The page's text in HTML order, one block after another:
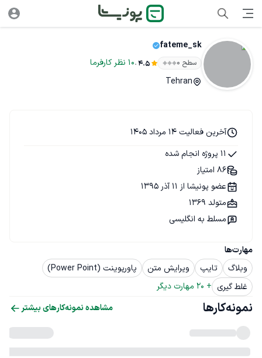
fateme_sk
سطح ۰ 4.5
.
10 نظر کارفرما
Tehran
مهارت‌ها
وبلاگ
تایپ ویرایش متن
پاورپوینت (Power Point)
غلط گیری +
20 مهارت دیگر
آخرین فعالیت 14 مرداد 1405
11 پروژه انجام شده
86 امتیاز
عضو پونیشا از 11 آذر 1395
متولد 1369
مسلط به انگلیسی
نمونه‌کارها مشاهده نمونه‌کارهای بیشتر